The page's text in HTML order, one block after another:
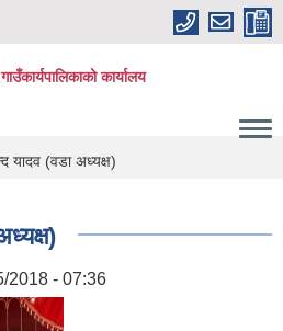
कार्यालय
यादव (वडा अध्यक्ष)
2018 - 07:36